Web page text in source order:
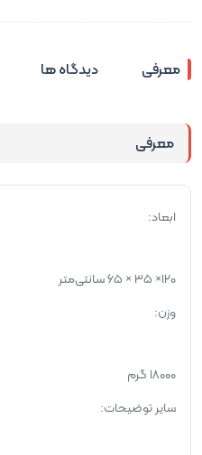
معرفی دیدگاه ها
معرفی
ابعاد:
۱۲۰× ۳۵ × ۶۵ سانتی‌متر
وزن:
۱۸۰۰۰ گرم
سایر توضیحات: